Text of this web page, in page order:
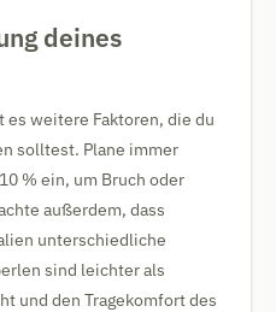
deines
es weitere Faktoren, die du
solltest. Plane immer
% ein, um Bruch oder
außerdem, dass
unterschiedliche
sind leichter als
und den Tragekomfort des